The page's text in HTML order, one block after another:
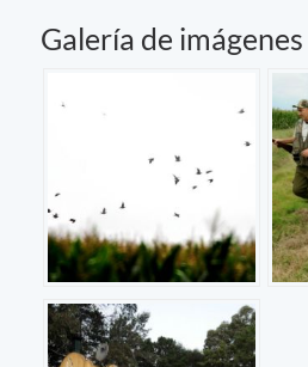
Galería de imágenes